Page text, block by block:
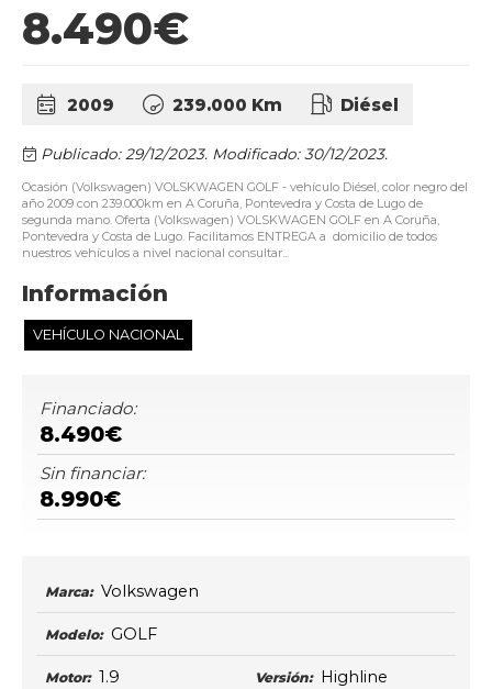
8.490€
2009 239.000 Km Diésel
Publicado: 29/12/2023. Modificado: 30/12/2023.
Ocasión (Volkswagen) VOLSKWAGEN GOLF - vehículo Diésel, color negro del
año 2009 con 239.000km en A Coruña, Pontevedra y Costa de Lugo de
segunda mano. Oferta (Volkswagen) VOLSKWAGEN GOLF en A Coruña,
Pontevedra y Costa de Lugo. Facilitamos ENTREGA a domicilio de todos
nuestros vehículos a nivel nacional consultar...
Información
VEHÍCULO NACIONAL
Financiado:
8.490€
Sin financiar:
8.990€
Marca: Volkswagen
Modelo: GOLF
Motor: 1.9 Versión: Highline